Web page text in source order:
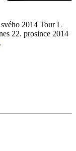
2014 Tour L
22. prosince 2014
.